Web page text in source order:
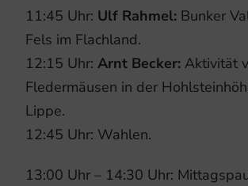
11:45 Uhr: Ulf Rahmel:Bunker
Fels im Flachland.
12:15 Uhr: Arnt Becker:Aktivität
Fledermäusen in der
Lippe.
12:45 Uhr: Wahlen.
13:00 Uhr – 14:30 Uhr: